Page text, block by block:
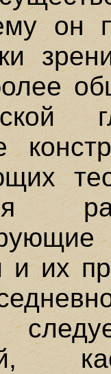
он
и их